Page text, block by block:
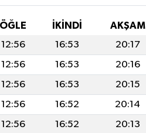
ÖĞLE İKINDI AKŞAM
12:56 16:53 20:17
12:56 16:53 20:16
12:56 16:53 20:15
12:56 16:52 20:14
12:56 16:52 20:13